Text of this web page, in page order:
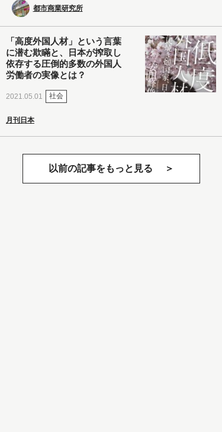
都市商業研究所
「高度外国人材」という言葉
に潜む欺瞞と、日本が搾取し
依存する圧倒的多数の外国人
労働者の実像とは？
2021.05.01 社会
月刊日本
以前の記事をもっと見る